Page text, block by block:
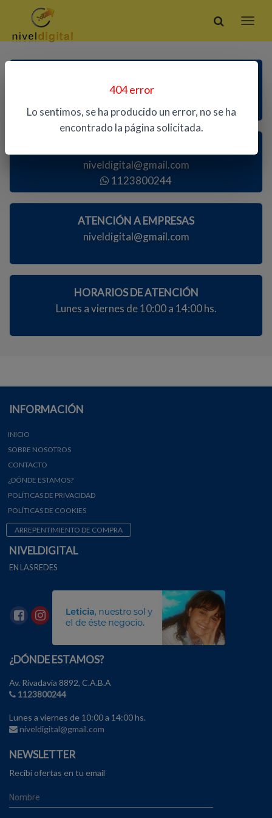
404 error
Lo sentimos, se ha producido un error, no se ha
encontrado la página solicitada.
niveldigital@gmail.com
1123800244
ATENCIÓN A EMPRESAS
niveldigital@gmail.com
HORARIOS DE ATENCIÓN
Lunes a viernes de 10:00 a 14:00 hs.
INFORMACIÓN
INICIO
SOBRE NOSOTROS
CONTACTO
¿DÓNDE ESTAMOS?
POLÍTICAS DE PRIVACIDAD
POLÍTICAS DE COOKIES
ARREPENTIMIENTO DE COMPRA
NIVELDIGITAL
EN LAS REDES
¿DÓNDE ESTAMOS?
Av. Rivadavia 8892, C.A.B.A
1123800244
Lunes a viernes de 10:00 a 14:00 hs.
niveldigital@gmail.com
NEWSLETTER
Recibí ofertas en tu email